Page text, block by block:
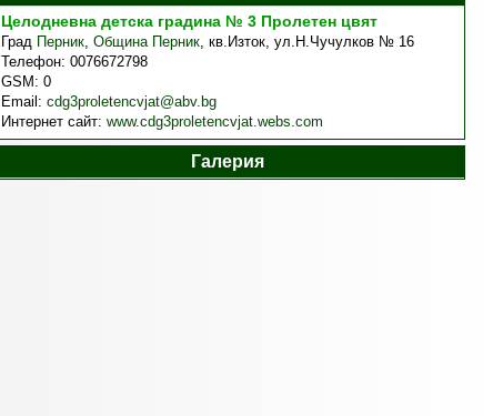
Целодневна детска градина № 3 Пролетен цвят
Град Перник, Община Перник, кв.Изток, ул.Н.Чучулков № 16
Телефон: 0076672798
GSM: 0
Email: cdg3proletencvjat@abv.bg
Интернет сайт: www.cdg3proletencvjat.webs.com
Галерия